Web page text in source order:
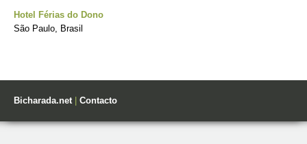
Hotel Férias do Dono
São Paulo, Brasil
Bicharada.net| Contacto